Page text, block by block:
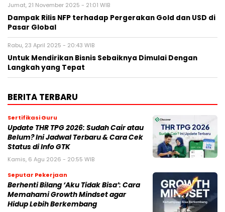
Jumat, 21 November 2025 - 21:01 WIB
Dampak Rilis NFP terhadap Pergerakan Gold dan USD di
Pasar Global
Rabu, 23 April 2025 - 20:43 WIB
Untuk Mendirikan Bisnis Sebaiknya Dimulai Dengan
Langkah yang Tepat
BERITA TERBARU
Sertifikasi Guru
Update THR TPG 2026: Sudah Cair atau
Belum? Ini Jadwal Terbaru & Cara Cek
Status di Info GTK
Kamis, 6 Agu 2026 - 20:55 WIB
Seputar Pekerjaan
Berhenti Bilang ‘Aku Tidak Bisa’: Cara
Memahami Growth Mindset agar
Hidup Lebih Berkembang